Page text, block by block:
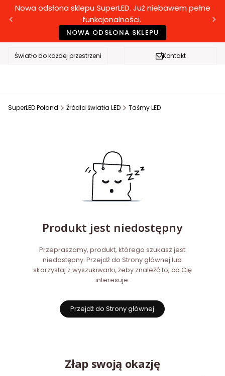
Nowa odsłona sklepu SuperLED. Już niebawem pełne
funkcjonalności.
NOWA ODSŁONA SKLEPU
Światło do każdej przestrzeni Kontakt
SuperLED Poland Źródła światła LED Taśmy LED
Produkt jest niedostępny
Przepraszamy, produkt, którego szukasz jest
niedostępny. Przejdź do Strony głównej lub
skorzystaj z wyszukiwarki, żeby znaleźć to, co Cię
interesuje.
Przejdź do Strony głównej
Złap swoją okazję